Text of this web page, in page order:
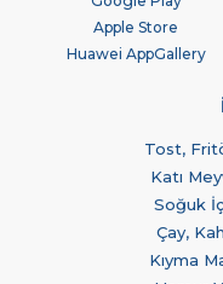
Apple Store
Huawei AppGallery
Tost,
Katı
Soğuk
Çay,
Kıyma